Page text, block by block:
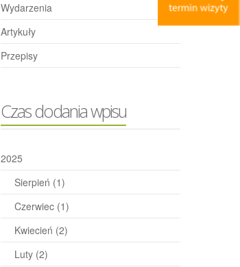
Wydarzenia
Artykuły
Przepisy
Czas dodania wpisu
2025
Sierpień (1)
Czerwiec (1)
Kwiecień (2)
Luty (2)